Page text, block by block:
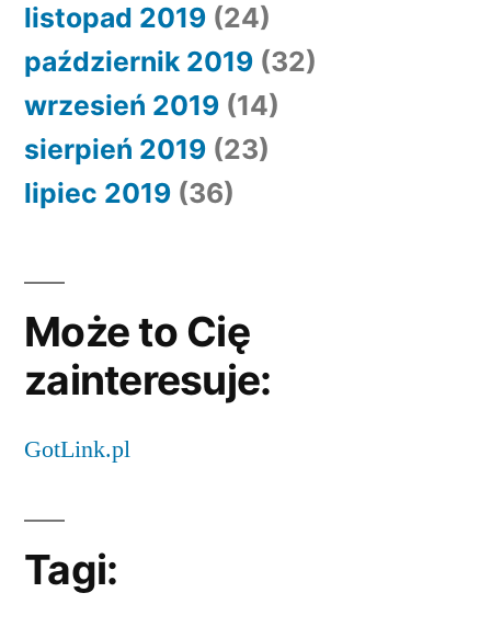
listopad 2019 (24)
październik 2019 (32)
wrzesień 2019 (14)
sierpień 2019 (23)
lipiec 2019 (36)
Może to Cię
zainteresuje:
GotLink.pl
Tagi: